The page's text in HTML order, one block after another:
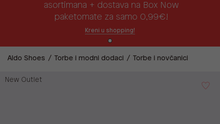
asortimana + dostava na Box Now
paketomate za samo 0,99€!
Kreni u shopping!
Aldo Shoes Torbe i modni dodaci Torbe i novčanici
New Outlet